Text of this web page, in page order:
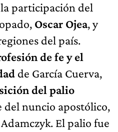
participación del
Oscar Ojea, y
del país.
de fe y el
de García Cuerva,
del palio
del nuncio apostólico,
El palio fue